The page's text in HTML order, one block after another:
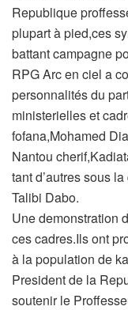
Republique
plupart à pied,ces
battant campagne
RPG Arc en ciel a
personnalités du
ministerielles et
fofana,Mohamed
Nantou
tant d’autres sous
Talibi Dabo.
Une demonstration
ces cadres.Ils ont
à la population de
President de la
soutenir le